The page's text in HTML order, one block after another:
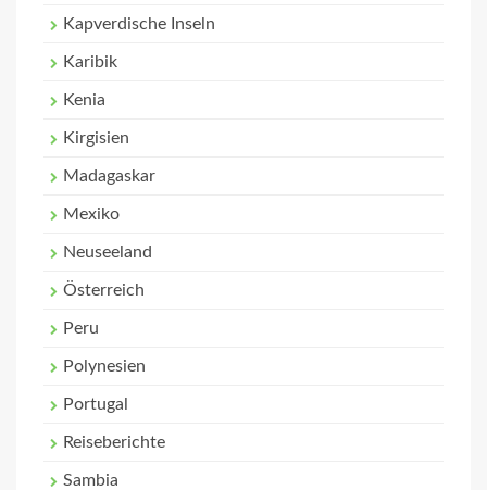
Kapverdische Inseln
Karibik
Kenia
Kirgisien
Madagaskar
Mexiko
Neuseeland
Österreich
Peru
Polynesien
Portugal
Reiseberichte
Sambia